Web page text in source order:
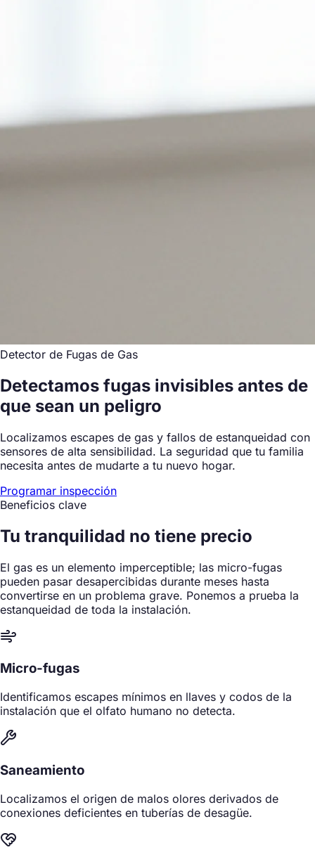
Detector de Fugas de Gas
Detectamos fugas invisibles antes de
que sean un peligro
Localizamos escapes de gas y fallos de estanqueidad con
sensores de alta sensibilidad. La seguridad que tu familia
necesita antes de mudarte a tu nuevo hogar.
Programar inspección
Beneficios clave
Tu tranquilidad no tiene precio
El gas es un elemento imperceptible; las micro-fugas
pueden pasar desapercibidas durante meses hasta
convertirse en un problema grave. Ponemos a prueba la
estanqueidad de toda la instalación.
Micro-fugas
Identificamos escapes mínimos en llaves y codos de la
instalación que el olfato humano no detecta.
Saneamiento
Localizamos el origen de malos olores derivados de
conexiones deficientes en tuberías de desagüe.